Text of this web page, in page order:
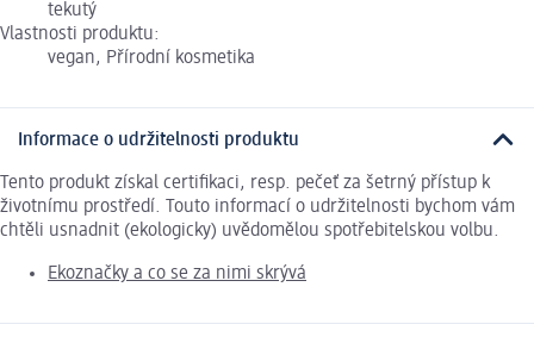
tekutý
Vlastnosti produktu:
vegan, Přírodní kosmetika
Informace o udržitelnosti produktu
Tento produkt získal certifikaci, resp. pečeť za šetrný přístup k
životnímu prostředí. Touto informací o udržitelnosti bychom vám
chtěli usnadnit (ekologicky) uvědomělou spotřebitelskou volbu.
Ekoznačky a co se za nimi skrývá